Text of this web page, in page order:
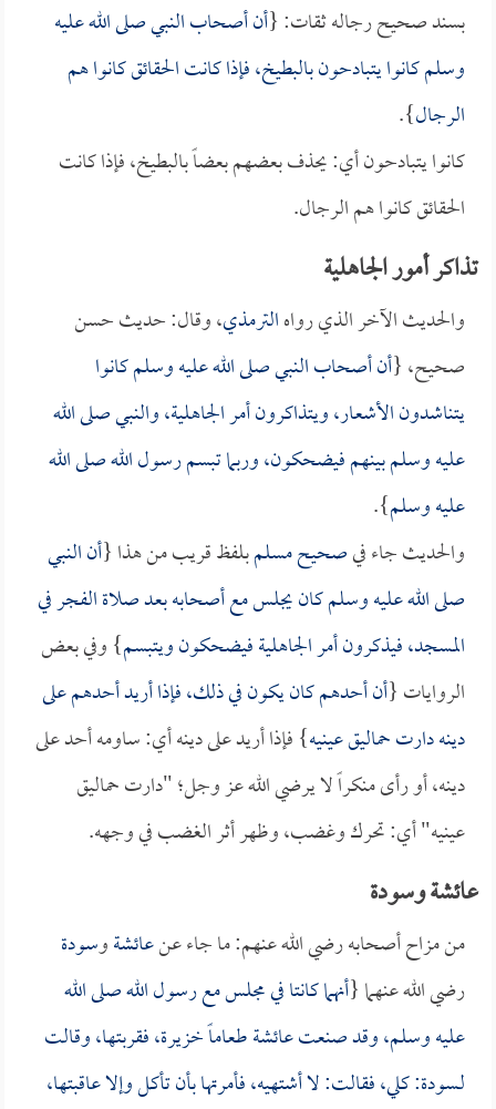
بسند صحيح رجاله ثقات: {أن أصحاب النبي صلى الله عليه
وسلم كانوا يتبادحون بالبطيخ، فإذا كانت الحقائق كانوا هم
الرجال}.
كانوا يتبادحون أي: يحذف بعضهم بعضاً بالبطيخ، فإذا كانت
الحقائق كانوا هم الرجال.
تذاكر أمور الجاهلية
والحديث الآخر الذي رواهالترمذي، وقال: حديث حسن
صحيح، {أن أصحاب النبي صلى الله عليه وسلم كانوا
يتناشدون الأشعار، ويتذاكرون أمر الجاهلية، والنبي صلى الله
عليه وسلم بينهم فيضحكون، وربما تبسم رسول الله صلى الله
عليه وسلم}.
والحديث جاء فيصحيح مسلمبلفظ قريب من هذا {أن النبي
صلى الله عليه وسلم كان يجلس مع أصحابه بعد صلاة الفجر في
المسجد، فيذكرون أمر الجاهلية فيضحكون ويتبسم} وفي بعض
الروايات {أن أحدهم كان يكون في ذلك، فإذا أريد أحدهم على
دينه دارت حماليق عينيه} فإذا أريد على دينه أي: ساومه أحد على
دينه، أو رأى منكراً لا يرضي الله عز وجل؛ "دارت حماليق
عينيه" أي: تحرك وغضب، وظهر أثر الغضب في وجهه.
عائشة وسودة
من مزاح أصحابه رضي الله عنهم: ما جاء عنعائشةوسودة
رضي الله عنهما {أنهما كانتا في مجلس مع رسول الله صلى الله
عليه وسلم، وقد صنعتعائشةطعاماً خزيرة، فقربتها، وقالت
لـسودة: كلي، فقالت: لا أشتهيه، فأمرتها بأن تأكل وإلا عاقبتها،